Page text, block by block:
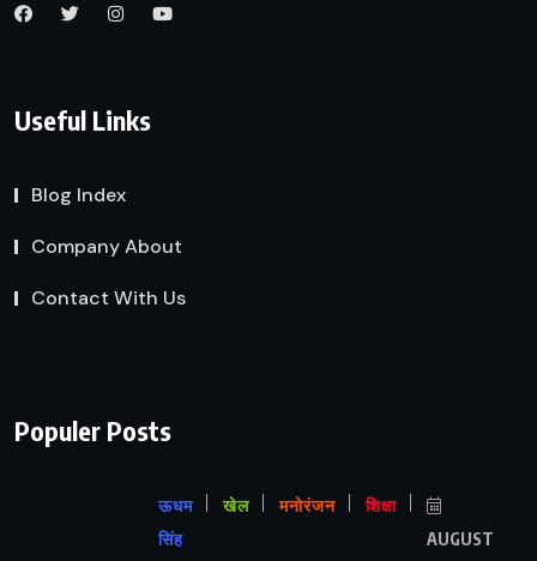
Useful Links
Blog Index
Company About
Contact With Us
Populer Posts
ऊधम
सिंह
खेल मनोरंजन शिक्षा
AUGUST